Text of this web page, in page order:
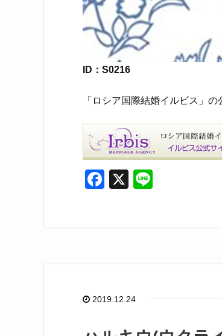
ID：S0216
「ロシア国際結婚イルビス」
F
o
X
2019.12.24